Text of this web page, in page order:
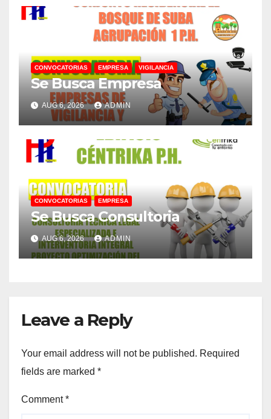
CONVOCATORIAS EMPRESA VIGILANCIA
Se Busca Empresa
AUG 6, 2026 ADMIN
CONVOCATORIAS EMPRESA
Se Busca Consultoria
AUG 6, 2026 ADMIN
Leave a Reply
Your email address will not be published. Required
fields are marked *
Comment*